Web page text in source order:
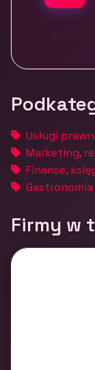
Usługi
Marketing,
Finanse,
Firmy w